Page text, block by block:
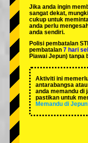
Jika anda ingin
sangat dekat,
cukup untuk
anda perlu
anda sendiri.
Polisi pembatalan
pembatalan 7 hari
Piawai Jepun) tanpa
Aktiviti ini
antarabangsa
anda memandu di
pastikan untuk
Memandu di